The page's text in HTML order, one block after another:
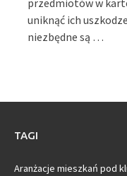
uniknąć ich
niezbędne są …
TAGI
Aranżacje mieszkań pod